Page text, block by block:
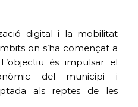
digital i la mobilitat
on s’ha començat a
és impulsar el
del municipi i
als reptes de les